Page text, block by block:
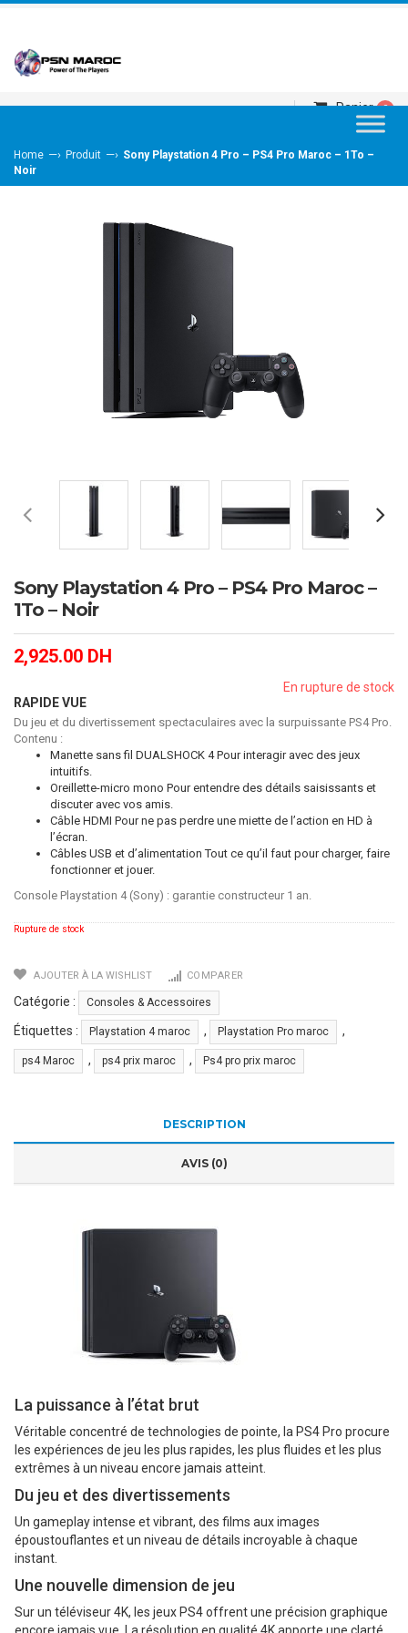
Panier 0
Home —› Produit —› Sony Playstation 4 Pro – PS4 Pro Maroc – 1To –
Noir
Sony Playstation 4 Pro – PS4 Pro Maroc –
1To – Noir
2,925.00 DH
En rupture de stock
RAPIDE VUE
Du jeu et du divertissement spectaculaires avec la surpuissante PS4 Pro.
Contenu :
Manette sans fil DUALSHOCK 4 Pour interagir avec des jeux
intuitifs.
Oreillette-micro mono Pour entendre des détails saisissants et
discuter avec vos amis.
Câble HDMI Pour ne pas perdre une miette de l’action en HD à
l’écran.
Câbles USB et d’alimentation Tout ce qu’il faut pour charger, faire
fonctionner et jouer.
Console Playstation 4 (Sony) : garantie constructeur 1 an.
Rupture de stock
AJOUTER À LA WISHLIST COMPARER
Catégorie : Consoles & Accessoires
Étiquettes : Playstation 4 maroc , Playstation Pro maroc ,
ps4 Maroc , ps4 prix maroc , Ps4 pro prix maroc
DESCRIPTION
AVIS (0)
La puissance à l’état brut
Véritable concentré de technologies de pointe, la PS4 Pro procure
les expériences de jeu les plus rapides, les plus fluides et les plus
extrêmes à un niveau encore jamais atteint.
Du jeu et des divertissements
Un gameplay intense et vibrant, des films aux images
époustouflantes et un niveau de détails incroyable à chaque
instant.
Une nouvelle dimension de jeu
Sur un téléviseur 4K, les jeux PS4 offrent une précision graphique